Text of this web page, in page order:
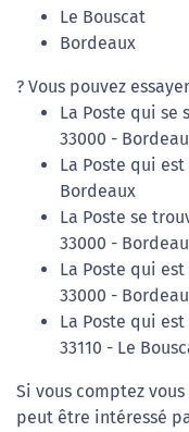
Le Bouscat
Bordeaux
? Vous pouvez
La Poste qui se
33000 -
La Poste qui est
Bordeaux
La Poste se
33000 -
La Poste qui est
33000 -
La Poste qui est
33110 - Le
Si vous comptez
peut être intéressé